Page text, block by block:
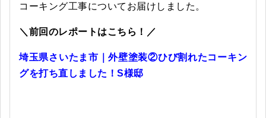
コーキング工事についてお届けしました。
＼前回のレポートはこちら！／
埼玉県さいたま市｜外壁塗装②ひび割れたコーキン
グを打ち直しました！S様邸